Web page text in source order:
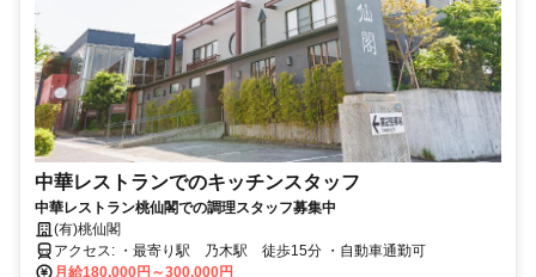
中華レストランでのキッチンスタッフ
中華レストラン桃仙閣での調理スタッフ募集中
(有)桃仙閣
アクセス: ・最寄り駅 乃木駅 徒歩15分 ・自動車通勤可
月給180,000円～300,000円